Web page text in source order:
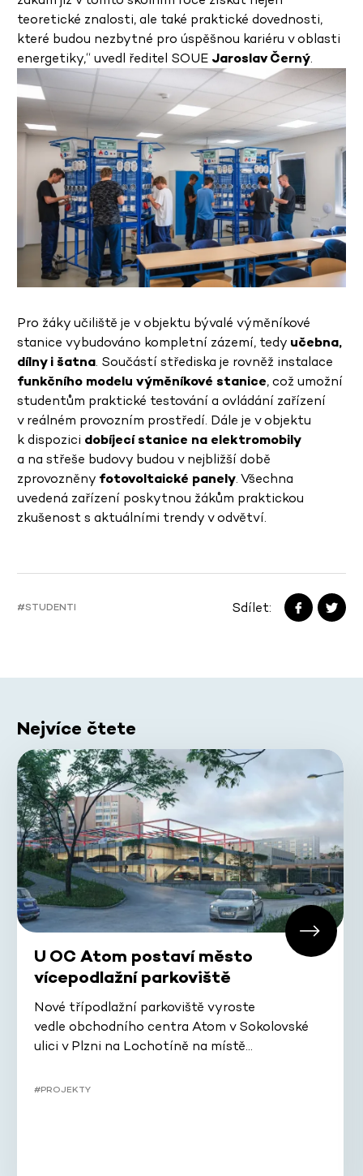
teoretické znalosti, ale také praktické dovednosti,
které budou nezbytné pro úspěšnou kariéru v oblasti
energetiky,“ uvedl ředitel SOUE Jaroslav Černý.
Pro žáky učiliště je v objektu bývalé výměníkové
stanice vybudováno kompletní zázemí, tedy učebna,
dílny i šatna. Součástí střediska je rovněž instalace
funkčního modelu výměníkové stanice, což umožní
studentům praktické testování a ovládání zařízení
v reálném provozním prostředí. Dále je v objektu
k dispozici dobíjecí stanice na elektromobily
a na střeše budovy budou v nejbližší době
zprovozněny fotovoltaické panely. Všechna
uvedená zařízení poskytnou žákům praktickou
zkušenost s aktuálními trendy v odvětví.
#STUDENTI Sdílet:
Nejvíce čtete
U OC Atom postaví město
vícepodlažní parkoviště
Nové třípodlažní parkoviště vyroste
vedle obchodního centra Atom v Sokolovské
ulici v Plzni na Lochotíně na místě…
#PROJEKTY